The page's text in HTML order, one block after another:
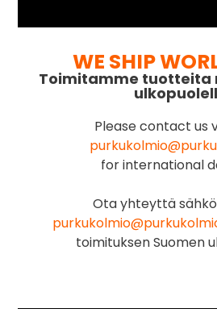
WE SHIP
Toimitamme tuotteita
Please contact us
for international
Ota yhteyttä
toimituksen Suomen